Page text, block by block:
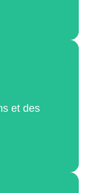
des risques.
meilleures
et des